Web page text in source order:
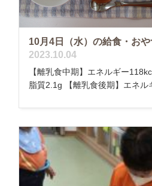
10月4日（水）の給食・おや
2023.10.04
【離乳食中期】エネルギー
脂質2.1g 【離乳食後期】エネル